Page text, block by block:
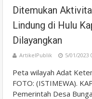
Ditemukan
Lindung di Hulu
Dilayangkan
ArtikelPublik 5/01/2023
Peta wilayah Adat
FOTO: (ISTIMEWA).
Pemerintah Desa